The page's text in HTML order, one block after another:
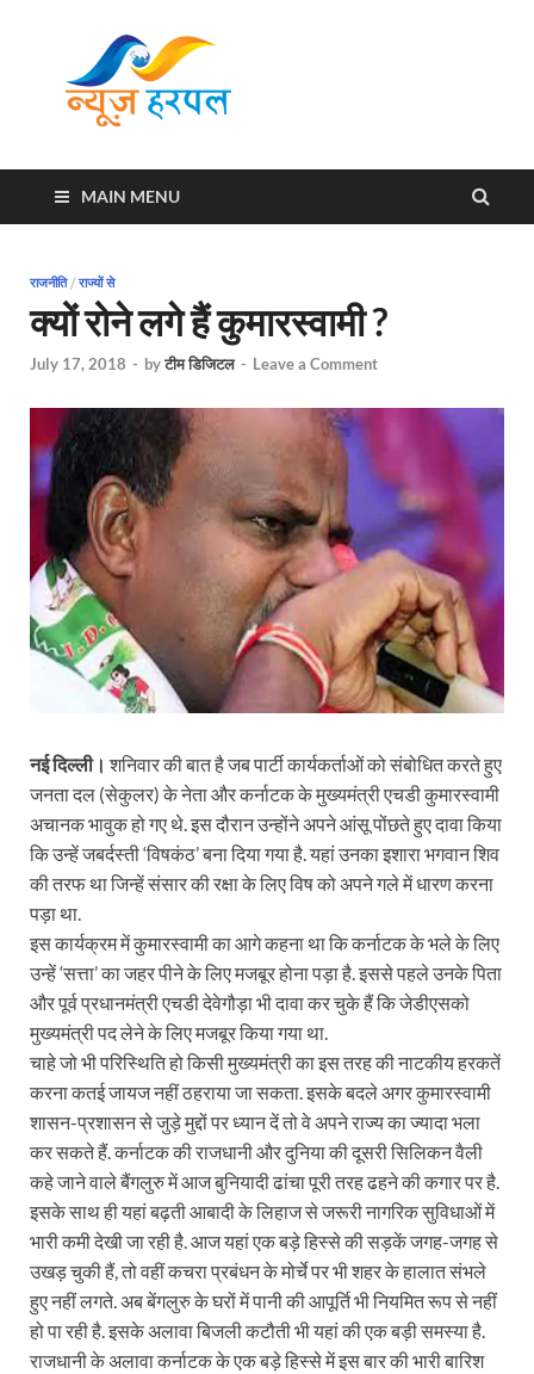
MAIN MENU
राजनीति/ राज्यों से
क्यों रोने लगे हैं कुमारस्वामी ?
July 17, 2018 - byटीम डिजिटल - Leave a Comment
नई दिल्ली। शनिवार की बात है जब पार्टी कार्यकर्ताओं को संबोधित करते हुए
जनता दल (सेकुलर) के नेता और कर्नाटक के मुख्यमंत्री एचडी कुमारस्वामी
अचानक भावुक हो गए थे. इस दौरान उन्होंने अपने आंसू पोंछते हुए दावा किया
कि उन्हें जबर्दस्ती ‘विषकंठ’ बना दिया गया है. यहां उनका इशारा भगवान शिव
की तरफ था जिन्हें संसार की रक्षा के लिए विष को अपने गले में धारण करना
पड़ा था.
इस कार्यक्रम में कुमारस्वामी का आगे कहना था कि कर्नाटक के भले के लिए
उन्हें ‘सत्ता’ का जहर पीने के लिए मजबूर होना पड़ा है. इससे पहले उनके पिता
और पूर्व प्रधानमंत्री एचडी देवेगौड़ा भी दावा कर चुके हैं कि जेडीएसको
मुख्यमंत्री पद लेने के लिए मजबूर किया गया था.
चाहे जो भी परिस्थिति हो किसी मुख्यमंत्री का इस तरह की नाटकीय हरकतें
करना कतई जायज नहीं ठहराया जा सकता. इसके बदले अगर कुमारस्वामी
शासन-प्रशासन से जुड़े मुद्दों पर ध्यान दें तो वे अपने राज्य का ज्यादा भला
कर सकते हैं. कर्नाटक की राजधानी और दुनिया की दूसरी सिलिकन वैली
कहे जाने वाले बैंगलुरु में आज बुनियादी ढांचा पूरी तरह ढहने की कगार पर है.
इसके साथ ही यहां बढ़ती आबादी के लिहाज से जरूरी नागरिक सुविधाओं में
भारी कमी देखी जा रही है. आज यहां एक बड़े हिस्से की सड़कें जगह-जगह से
उखड़ चुकी हैं, तो वहीं कचरा प्रबंधन के मोर्चे पर भी शहर के हालात संभले
हुए नहीं लगते. अब बेंगलुरु के घरों में पानी की आपूर्ति भी नियमित रूप से नहीं
हो पा रही है. इसके अलावा बिजली कटौती भी यहां की एक बड़ी समस्या है.
राजधानी के अलावा कर्नाटक के एक बड़े हिस्से में इस बार की भारी बारिश